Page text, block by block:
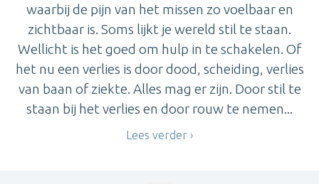
waarbij de pijn van het missen zo voelbaar en
zichtbaar is. Soms lijkt je wereld stil te staan.
Wellicht is het goed om hulp in te schakelen. Of
het nu een verlies is door dood, scheiding, verlies
van baan of ziekte. Alles mag er zijn. Door stil te
staan bij het verlies en door rouw te nemen...
Lees verder